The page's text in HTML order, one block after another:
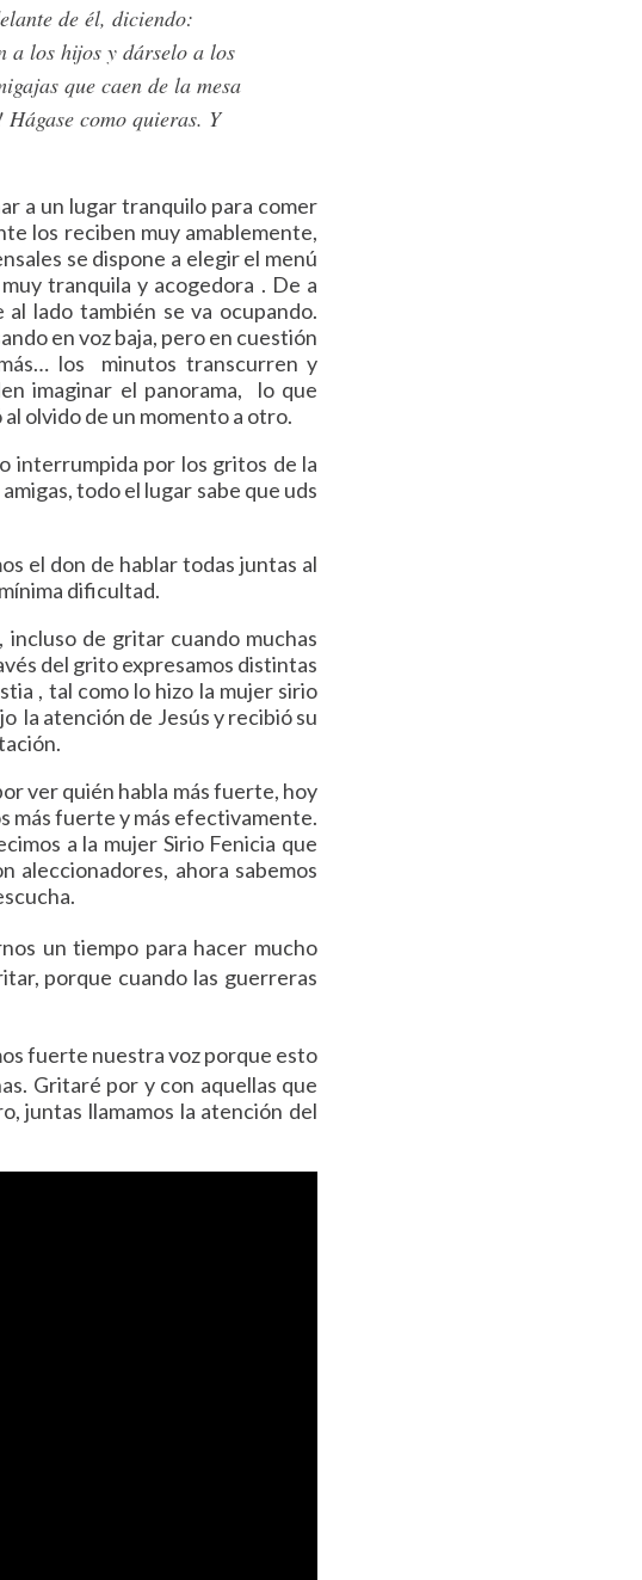
de él, diciendo:
a los hijos y dárselo a los
que caen de la mesa
como quieras. Y
a un lugar tranquilo para comer
los reciben muy amablemente,
se dispone a elegir el menú
tranquila y acogedora . De a
lado también se va ocupando.
en voz baja, pero en cuestión
los minutos transcurren y
imaginar el panorama, lo que
olvido de un momento a otro.
interrumpida por los gritos de la
todo el lugar sabe que uds
el don de hablar todas juntas al
dificultad.
incluso de gritar cuando muchas
del grito expresamos distintas
, tal como lo hizo la mujer sirio
la atención de Jesús y recibió su
ver quién habla más fuerte, hoy
más fuerte y más efectivamente.
a la mujer Sirio Fenicia que
aleccionadores, ahora sabemos
un tiempo para hacer mucho
porque cuando las guerreras
fuerte nuestra voz porque esto
Gritaré por y con aquellas que
juntas llamamos la atención del